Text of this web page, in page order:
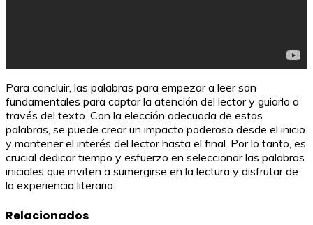
Para concluir, las palabras para empezar a leer son
fundamentales para captar la atención del lector y guiarlo a
través del texto. Con la elección adecuada de estas
palabras, se puede crear un impacto poderoso desde el inicio
y mantener el interés del lector hasta el final. Por lo tanto, es
crucial dedicar tiempo y esfuerzo en seleccionar las palabras
iniciales que inviten a sumergirse en la lectura y disfrutar de
la experiencia literaria.
Relacionados